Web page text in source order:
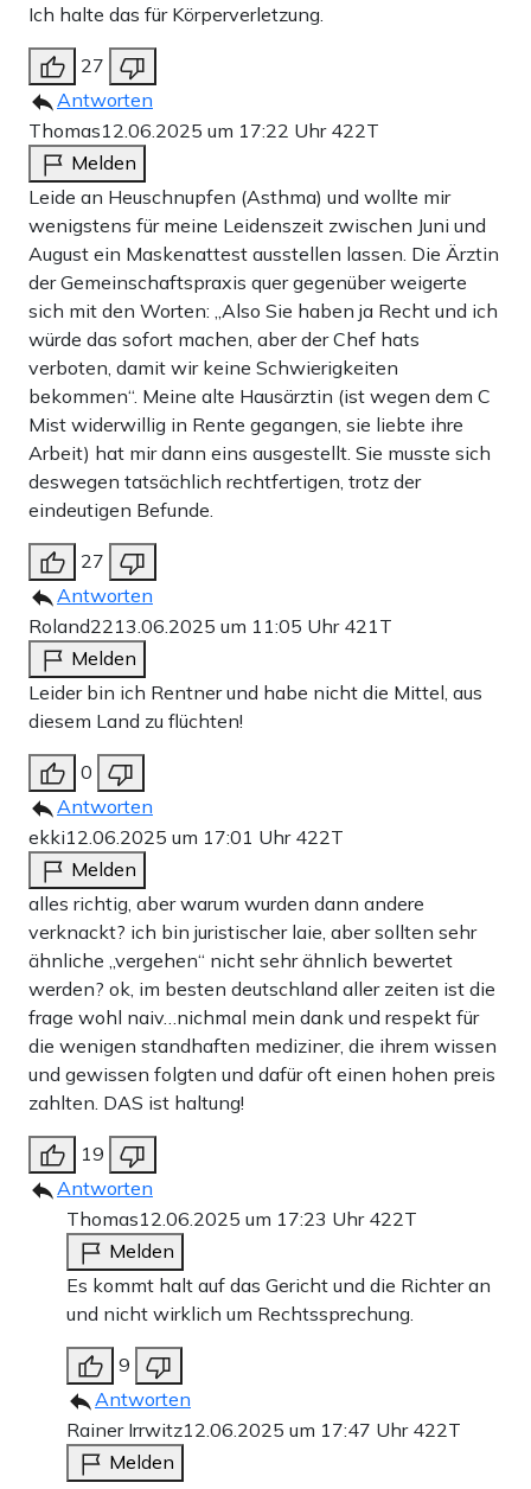
Ich halte das für Körperverletzung.
27
Antworten
Thomas12.06.2025 um 17:22 Uhr 422T
Melden
Leide an Heuschnupfen (Asthma) und wollte mir
wenigstens für meine Leidenszeit zwischen Juni und
August ein Maskenattest ausstellen lassen. Die Ärztin
der Gemeinschaftspraxis quer gegenüber weigerte
sich mit den Worten: „Also Sie haben ja Recht und ich
würde das sofort machen, aber der Chef hats
verboten, damit wir keine Schwierigkeiten
bekommen“. Meine alte Hausärztin (ist wegen dem C
Mist widerwillig in Rente gegangen, sie liebte ihre
Arbeit) hat mir dann eins ausgestellt. Sie musste sich
deswegen tatsächlich rechtfertigen, trotz der
eindeutigen Befunde.
27
Antworten
Roland22 13.06.2025 um 11:05 Uhr 421T
Melden
Leider bin ich Rentner und habe nicht die Mittel, aus
diesem Land zu flüchten!
0
Antworten
ekki12.06.2025 um 17:01 Uhr 422T
Melden
alles richtig, aber warum wurden dann andere
verknackt? ich bin juristischer laie, aber sollten sehr
ähnliche „vergehen“ nicht sehr ähnlich bewertet
werden? ok, im besten deutschland aller zeiten ist die
frage wohl naiv…nichmal mein dank und respekt für
die wenigen standhaften mediziner, die ihrem wissen
und gewissen folgten und dafür oft einen hohen preis
zahlten. DAS ist haltung!
19
Antworten
Thomas12.06.2025 um 17:23 Uhr 422T
Melden
Es kommt halt auf das Gericht und die Richter an
und nicht wirklich um Rechtssprechung.
9
Antworten
Rainer Irrwitz12.06.2025 um 17:47 Uhr 422T
Melden